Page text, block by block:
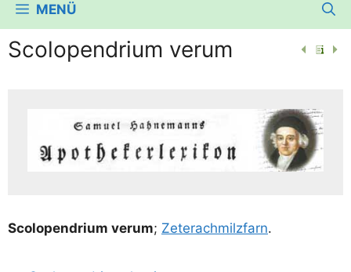
MENÜ
Scolopendrium verum
Sco­lo­pen­dri­um ver­um; Zeter­ach­milz­farn.